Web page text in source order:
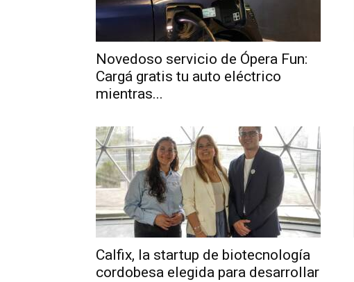
Novedoso servicio de Ópera Fun:
Cargá gratis tu auto eléctrico
mientras...
Calfix, la startup de biotecnología
cordobesa elegida para desarrollar